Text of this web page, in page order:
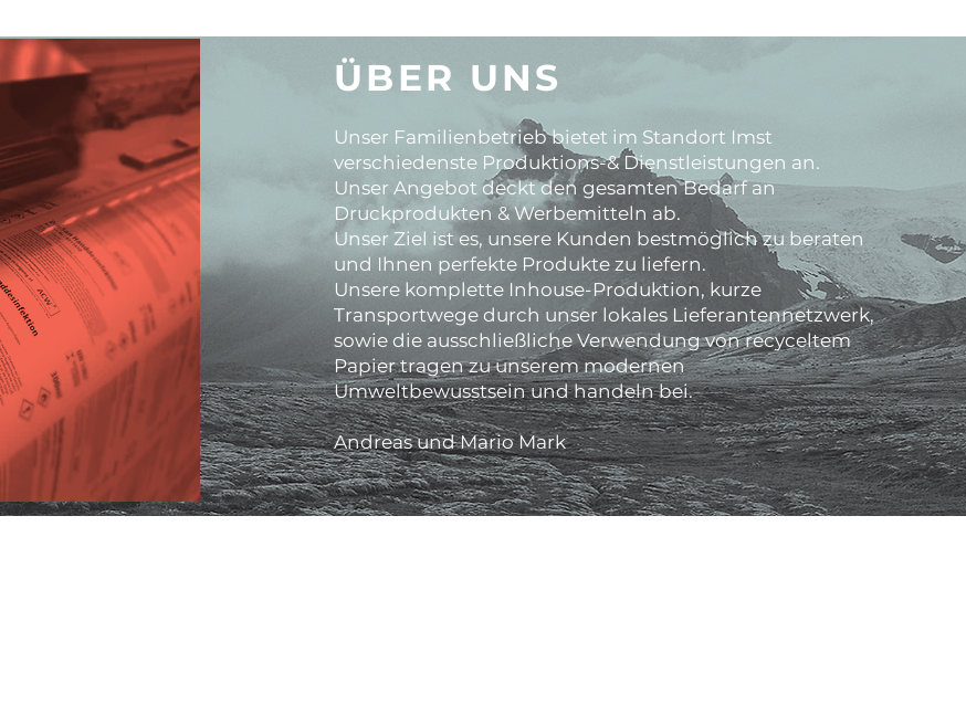
ÜBER UNS
Unser Familienbetrieb bietet im Standort Imst
verschiedenste Produktions-& Dienstleistungen an.
Unser Angebot deckt den gesamten Bedarf an
Druckprodukten & Werbemitteln ab.
Unser Ziel ist es, unsere Kunden bestmöglich zu beraten
und Ihnen perfekte Produkte zu liefern.
Unsere komplette Inhouse-Produktion, kurze
Transportwege durch unser lokales Lieferantennetzwerk,
sowie die ausschließliche Verwendung von recyceltem
Papier tragen zu unserem modernen
Umweltbewusstsein und handeln bei.
Andreas und Mario Mark